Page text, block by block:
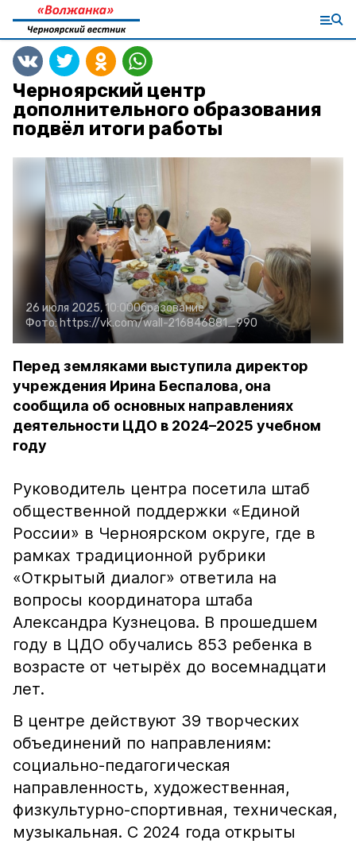
Черноярский центр
дополнительного образования
подвёл итоги работы
26 июля 2025, 10:00Образование
Фото: https://vk.com/wall-216846881_990
Перед земляками выступила директор
учреждения Ирина Беспалова, она
сообщила об основных направлениях
деятельности ЦДО в 2024–2025 учебном
году
Руководитель центра посетила штаб
общественной поддержки «Единой
России» в Черноярском округе, где в
рамках традиционной рубрики
«Открытый диалог» ответила на
вопросы координатора штаба
Александра Кузнецова. В прошедшем
году в ЦДО обучались 853 ребенка в
возрасте от четырёх до восемнадцати
лет.
В центре действуют 39 творческих
объединений по направлениям:
социально-педагогическая
направленность, художественная,
физкультурно-спортивная, техническая,
музыкальная. С 2024 года открыты